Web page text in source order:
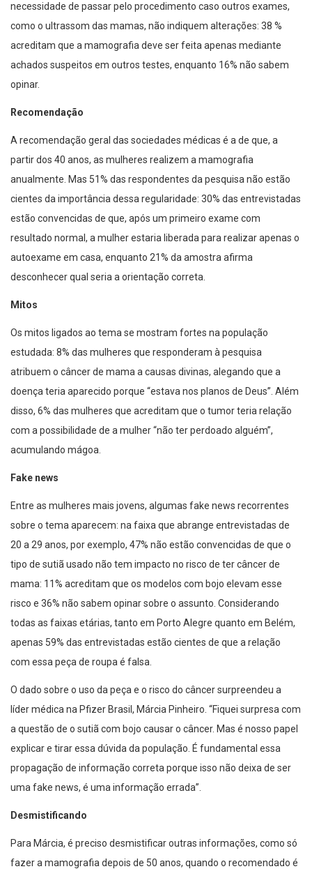
necessidade de passar pelo procedimento caso outros exames,
como o ultrassom das mamas, não indiquem alterações: 38 %
acreditam que a mamografia deve ser feita apenas mediante
achados suspeitos em outros testes, enquanto 16% não sabem
opinar.
Recomendação
A recomendação geral das sociedades médicas é a de que, a
partir dos 40 anos, as mulheres realizem a mamografia
anualmente. Mas 51% das respondentes da pesquisa não estão
cientes da importância dessa regularidade: 30% das entrevistadas
estão convencidas de que, após um primeiro exame com
resultado normal, a mulher estaria liberada para realizar apenas o
autoexame em casa, enquanto 21% da amostra afirma
desconhecer qual seria a orientação correta.
Mitos
Os mitos ligados ao tema se mostram fortes na população
estudada: 8% das mulheres que responderam à pesquisa
atribuem o câncer de mama a causas divinas, alegando que a
doença teria aparecido porque “estava nos planos de Deus”. Além
disso, 6% das mulheres que acreditam que o tumor teria relação
com a possibilidade de a mulher “não ter perdoado alguém”,
acumulando mágoa.
Fake news
Entre as mulheres mais jovens, algumas fake news recorrentes
sobre o tema aparecem: na faixa que abrange entrevistadas de
20 a 29 anos, por exemplo, 47% não estão convencidas de que o
tipo de sutiã usado não tem impacto no risco de ter câncer de
mama: 11% acreditam que os modelos com bojo elevam esse
risco e 36% não sabem opinar sobre o assunto. Considerando
todas as faixas etárias, tanto em Porto Alegre quanto em Belém,
apenas 59% das entrevistadas estão cientes de que a relação
com essa peça de roupa é falsa.
O dado sobre o uso da peça e o risco do câncer surpreendeu a
líder médica na Pfizer Brasil, Márcia Pinheiro. “Fiquei surpresa com
a questão de o sutiã com bojo causar o câncer. Mas é nosso papel
explicar e tirar essa dúvida da população. É fundamental essa
propagação de informação correta porque isso não deixa de ser
uma fake news, é uma informação errada”.
Desmistificando
Para Márcia, é preciso desmistificar outras informações, como só
fazer a mamografia depois de 50 anos, quando o recomendado é